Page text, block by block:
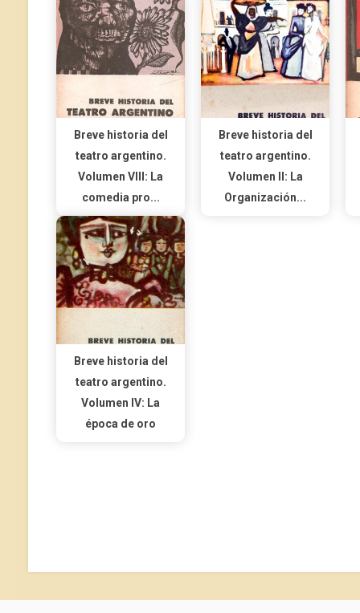
Breve historia del
teatro argentino.
Volumen VIII: La
comedia pro...
Breve historia del
teatro argentino.
Volumen II: La
Organización...
Breve historia del
teatro argentino.
Volumen IV: La
época de oro